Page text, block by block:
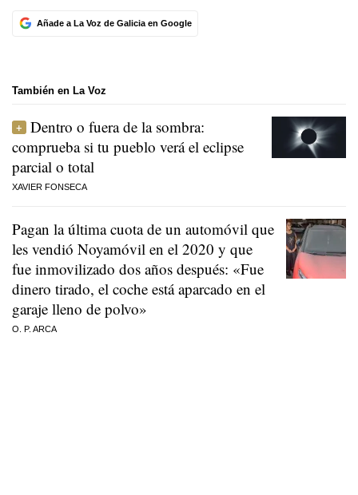
Añade a La Voz de Galicia en Google
También en La Voz
Dentro o fuera de la sombra:
comprueba si tu pueblo verá el eclipse
parcial o total
XAVIER FONSECA
Pagan la última cuota de un automóvil que
les vendió Noyamóvil en el 2020 y que
fue inmovilizado dos años después: «Fue
dinero tirado, el coche está aparcado en el
garaje lleno de polvo»
O. P. ARCA